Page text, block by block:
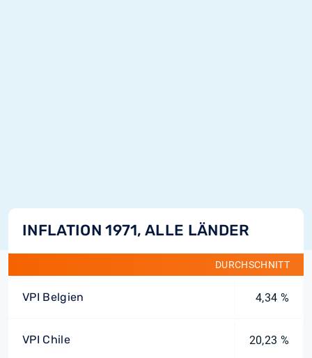
INFLATION 1971, ALLE LÄNDER
DURCHSCHNITT
VPI Belgien 4,34 %
VPI Chile 20,23 %